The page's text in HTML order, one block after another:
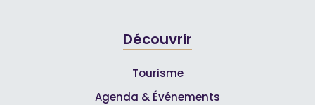
Découvrir
Tourisme
Agenda & Événements